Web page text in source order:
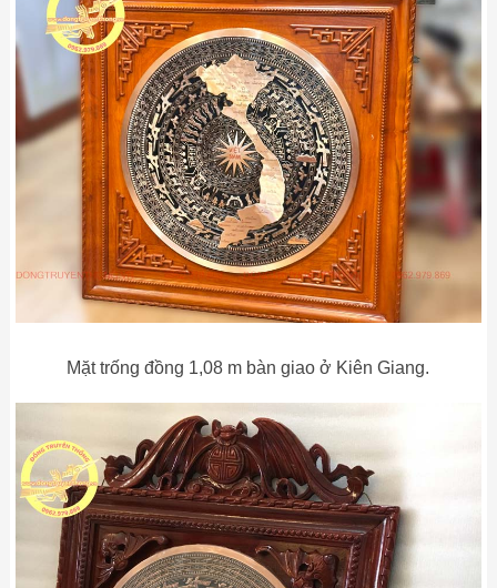
Mặt trống đồng 1,08 m bàn giao ở Kiên Giang.